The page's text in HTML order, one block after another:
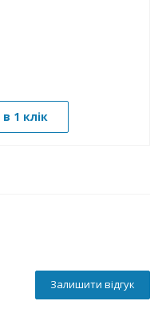
1 клік
Залишити відгук